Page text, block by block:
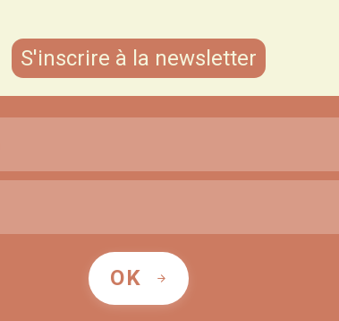
S'inscrire à la newsletter
OK